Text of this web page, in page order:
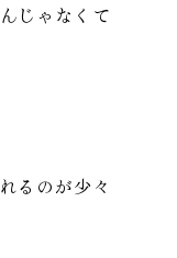
じゃなくて
るのが少々